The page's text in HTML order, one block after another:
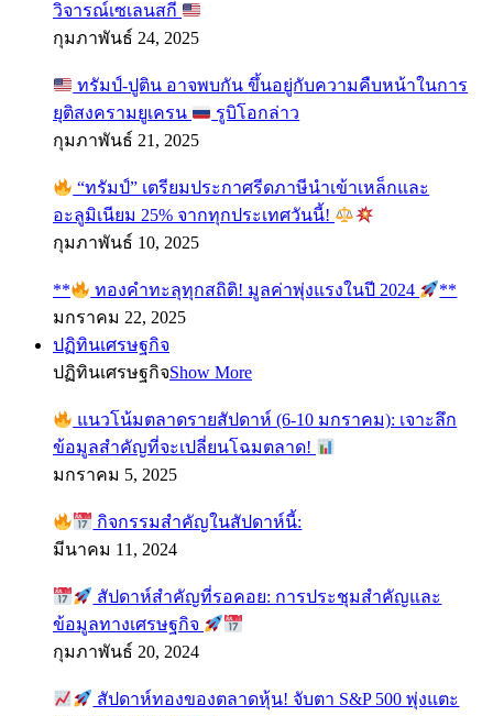
วิจารณ์เซเลนสกี
กุมภาพันธ์ 24, 2025
ทรัมป์-ปูติน อาจพบกัน ขึ้นอยู่กับความคืบหน้าในการ
ยุติสงครามยูเครน
รูบิโอกล่าว
กุมภาพันธ์ 21, 2025
“ทรัมป์” เตรียมประกาศรีดภาษีนำเข้าเหล็กและ
อะลูมิเนียม 25% จากทุกประเทศวันนี้!
กุมภาพันธ์ 10, 2025
** ทองคำทะลุทุกสถิติ! มูลค่าพุ่งแรงในปี 2024
**
มกราคม 22, 2025
ปฏิทินเศรษฐกิจ
ปฏิทินเศรษฐกิจShow More
แนวโน้มตลาดรายสัปดาห์ (6-10 มกราคม): เจาะลึก
ข้อมูลสำคัญที่จะเปลี่ยนโฉมตลาด!
มกราคม 5, 2025
กิจกรรมสำคัญในสัปดาห์นี้:
มีนาคม 11, 2024
สัปดาห์สำคัญที่รอคอย: การประชุมสำคัญและ
ข้อมูลทางเศรษฐกิจ
กุมภาพันธ์ 20, 2024
สัปดาห์ทองของตลาดหุ้น! จับตา S&P 500 พุ่งแตะ